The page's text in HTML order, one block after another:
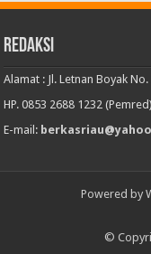
Redaksi
Alamat : Jl. Letnan Boyak
HP. 0853 2688 1232
E-mail:
Powered by
©